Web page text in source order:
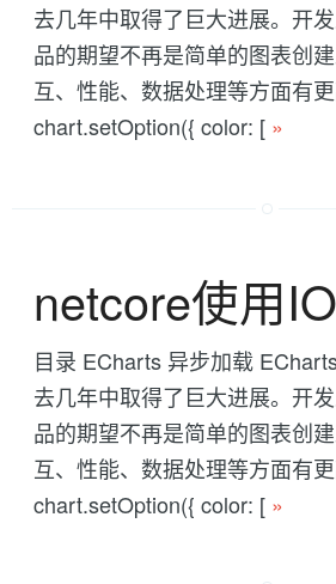
去几年中取得了巨大进展。开
品的期望不再是简单的图表创
互、性能、数据处理等方面有更
chart.setOption({ color: [ »
netcore使用
目录 ECharts 异步加载
去几年中取得了巨大进展。开
品的期望不再是简单的图表创
互、性能、数据处理等方面有更
chart.setOption({ color: [ »